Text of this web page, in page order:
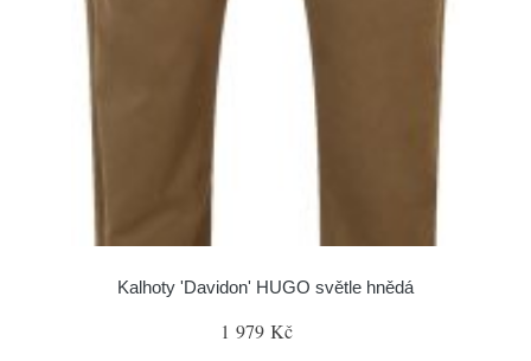
Kalhoty 'Davidon' HUGO světle hnědá
1 979 Kč